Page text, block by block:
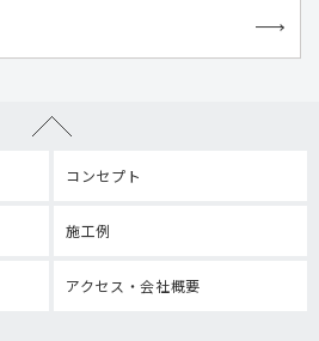
コンセプト
施工例
アクセス・会社概要